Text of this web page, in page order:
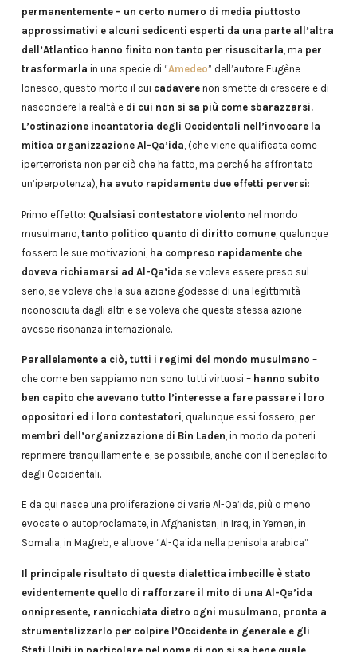
permanentemente – un certo numero di media piuttosto
approssimativi e alcuni sedicenti esperti da una parte all’altra
dell’Atlantico hanno finito non tanto per risuscitarla, ma per
trasformarla in una specie di “Amedeo” dell’autore Eugène
Ionesco, questo morto il cui cadaverenon smette di crescere e di
nascondere la realtà e di cui non si sa più come sbarazzarsi.
L’ostinazione incantatoria degli Occidentali nell’invocare la
mitica organizzazione Al-Qa’ida, (che viene qualificata come
iperterrorista non per ciò che ha fatto, ma perché ha affrontato
un’iperpotenza), ha avuto rapidamente due effetti perversi:
Primo effetto: Qualsiasi contestatore violento nel mondo
musulmano, tanto politico quanto di diritto comune, qualunque
fossero le sue motivazioni, ha compreso rapidamente che
doveva richiamarsi ad Al-Qa’ida se voleva essere preso sul
serio, se voleva che la sua azione godesse di una legittimità
riconosciuta dagli altri e se voleva che questa stessa azione
avesse risonanza internazionale.
Parallelamente a ciò, tutti i regimi del mondo musulmano –
che come ben sappiamo non sono tutti virtuosi – hanno subito
ben capito che avevano tutto l’interesse a fare passare i loro
oppositori ed i loro contestatori, qualunque essi fossero, per
membri dell’organizzazione di Bin Laden, in modo da poterli
reprimere tranquillamente e, se possibile, anche con il beneplacito
degli Occidentali.
E da qui nasce una proliferazione di varie Al-Qa’ida, più o meno
evocate o autoproclamate, in Afghanistan, in Iraq, in Yemen, in
Somalia, in Magreb, e altrove “Al-Qa’ida nella penisola arabica”
Il principale risultato di questa dialettica imbecille è stato
evidentemente quello di rafforzare il mito di una Al-Qa’ida
onnipresente, rannicchiata dietro ogni musulmano, pronta a
strumentalizzarlo per colpire l’Occidente in generale e gli